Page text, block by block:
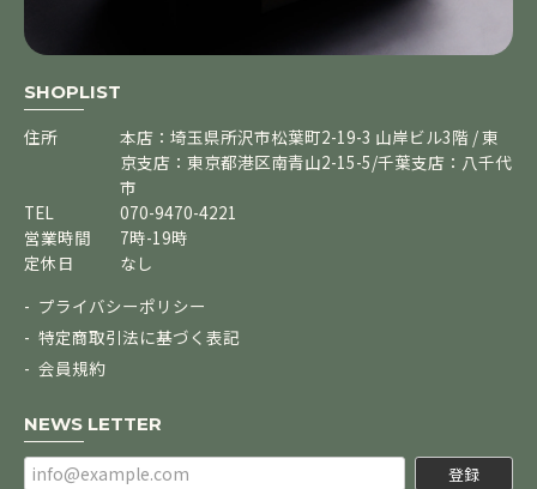
SHOPLIST
住所
本店：埼玉県所沢市松葉町2-19-3 山岸ビル3階 / 東
京支店：東京都港区南青山2-15-5/千葉支店：八千代
市
TEL
070-9470-4221
営業時間
7時-19時
定休日
なし
プライバシーポリシー
特定商取引法に基づく表記
会員規約
NEWS LETTER
登録